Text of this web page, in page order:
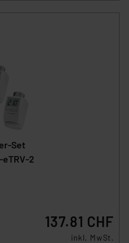
Set
2
137.81 CHF
inkl. MwSt.